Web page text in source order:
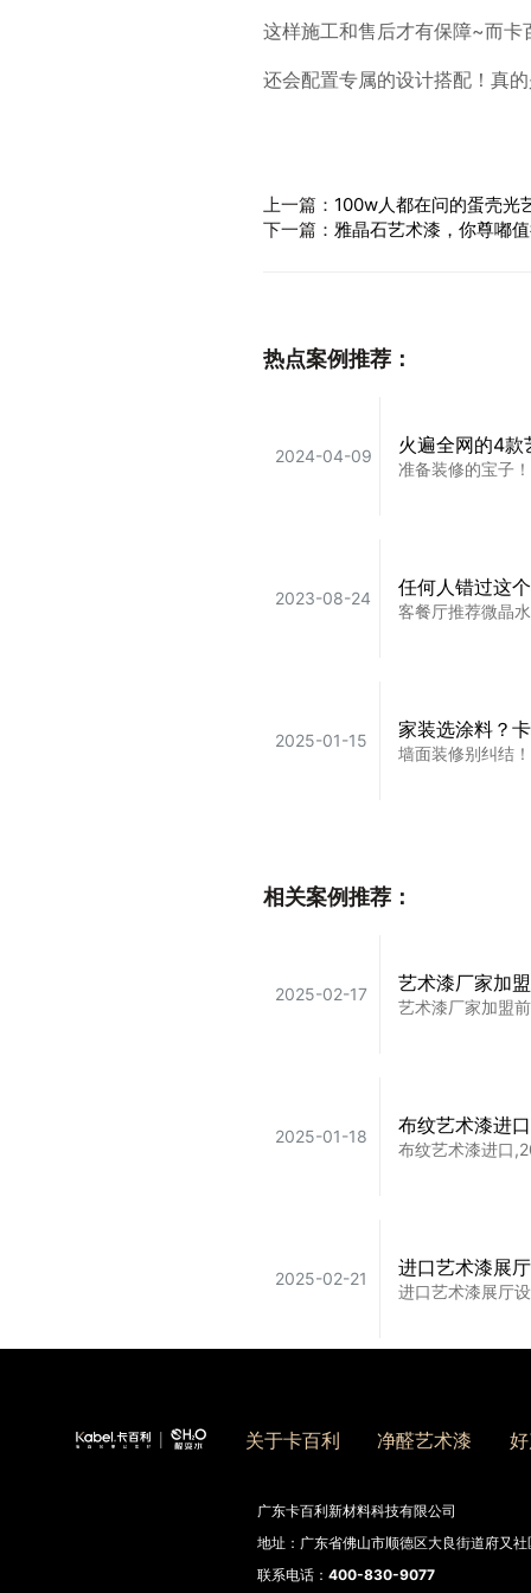
这样施工和售后才有保障~而卡
还会配置专属的设计搭配！真
上一篇： 100w人都在问的蛋壳光
下一篇： 雅晶石艺术漆，你尊嘟
热点案例推荐：
2024-04-09 火遍全网的4款
准备装修的宝子
2023-08-24 任何人错过这
客餐厅推荐微晶
2025-01-15 家装选涂料？
墙面装修别纠结
2025-03-05
装修艺术漆的家
卡百利全屋艺
颜值党&实用
相关案例推荐：
2025-02-17 艺术漆厂家加
艺术漆厂家加盟
2025-01-18 布纹艺术漆进口
布纹艺术漆进口
2025-02-21 进口艺术漆展
进口艺术漆展厅
南京复古艺术漆
珠海艺术漆加
珠海艺术漆加盟
关于卡百利 净醛艺术漆
广东卡百利新材料科技有限公司
地址：广东省佛山市顺德区大良街道府又
联系电话： 400-830-9077